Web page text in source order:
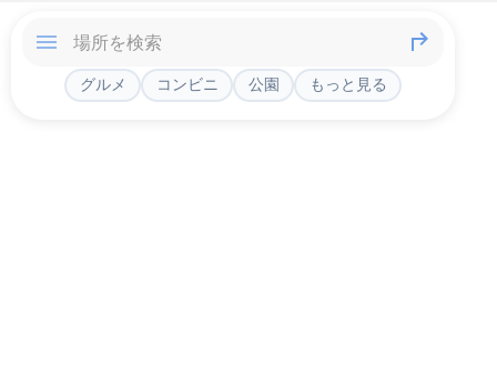
グルメ コンビニ 公園 もっと見る